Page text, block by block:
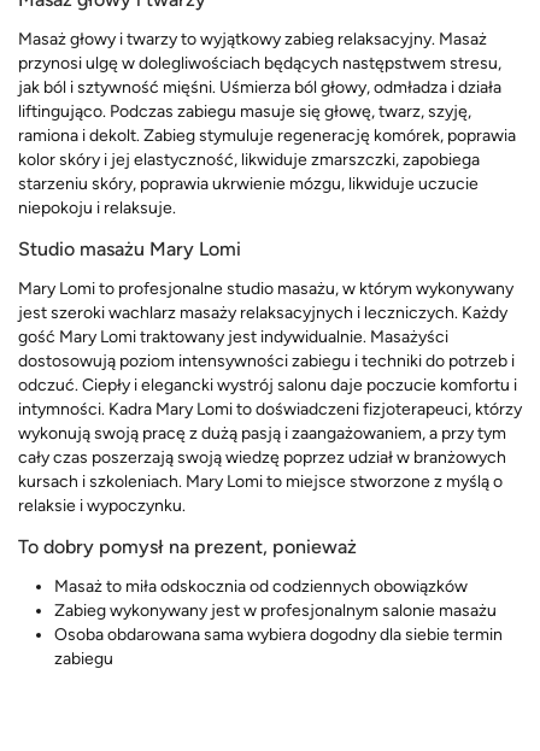
Masaż głowy i twarzy to wyjątkowy zabieg relaksacyjny. Masaż
przynosi ulgę w dolegliwościach będących następstwem stresu,
jak ból i sztywność mięśni. Uśmierza ból głowy, odmładza i działa
liftingująco. Podczas zabiegu masuje się głowę, twarz, szyję,
ramiona i dekolt. Zabieg stymuluje regenerację komórek, poprawia
kolor skóry i jej elastyczność, likwiduje zmarszczki, zapobiega
starzeniu skóry, poprawia ukrwienie mózgu, likwiduje uczucie
niepokoju i relaksuje.
Studio masażu Mary Lomi
Mary Lomi to profesjonalne studio masażu, w którym wykonywany
jest szeroki wachlarz masaży relaksacyjnych i leczniczych. Każdy
gość Mary Lomi traktowany jest indywidualnie. Masażyści
dostosowują poziom intensywności zabiegu i techniki do potrzeb i
odczuć. Ciepły i elegancki wystrój salonu daje poczucie komfortu i
intymności. Kadra Mary Lomi to doświadczeni fizjoterapeuci, którzy
wykonują swoją pracę z dużą pasją i zaangażowaniem, a przy tym
cały czas poszerzają swoją wiedzę poprzez udział w branżowych
kursach i szkoleniach. Mary Lomi to miejsce stworzone z myślą o
relaksie i wypoczynku.
To dobry pomysł na prezent, ponieważ
Masaż to miła odskocznia od codziennych obowiązków
Zabieg wykonywany jest w profesjonalnym salonie masażu
Osoba obdarowana sama wybiera dogodny dla siebie termin
zabiegu